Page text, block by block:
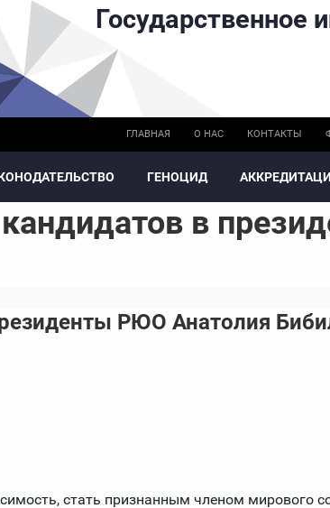
Государственное
ГЛАВНАЯ О НАС КОНТАКТЫ
ГЕНОЦИД
в
РЮО Анатолия
стать признанным членом мирового